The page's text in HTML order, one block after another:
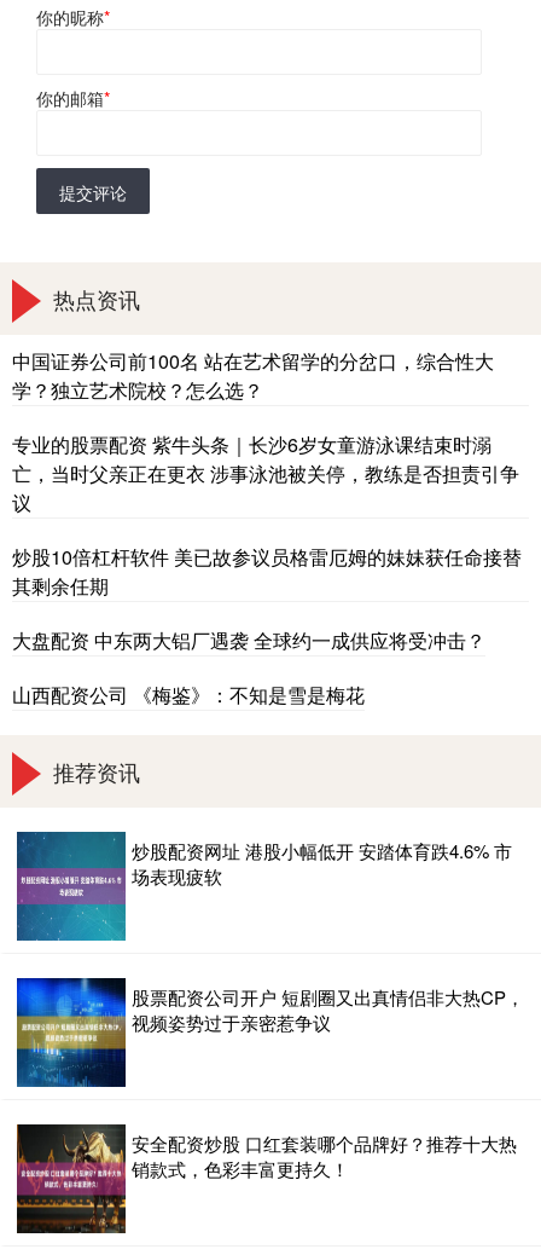
你的昵称*
你的邮箱*
提交评论
热点资讯
中国证券公司前100名 站在艺术留学的分岔口，综合性大
学？独立艺术院校？怎么选？
专业的股票配资 紫牛头条｜长沙6岁女童游泳课结束时溺
亡，当时父亲正在更衣 涉事泳池被关停，教练是否担责引争
议
炒股10倍杠杆软件 美已故参议员格雷厄姆的妹妹获任命接替
其剩余任期
大盘配资 中东两大铝厂遇袭 全球约一成供应将受冲击？
山西配资公司 《梅鉴》：不知是雪是梅花
推荐资讯
炒股配资网址 港股小幅低开 安踏体育跌4.6% 市
场表现疲软
股票配资公司开户 短剧圈又出真情侣非大热CP，
视频姿势过于亲密惹争议
安全配资炒股 口红套装哪个品牌好？推荐十大热
销款式，色彩丰富更持久！